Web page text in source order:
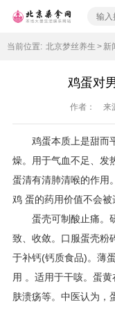
当前位置: 北京梦丝养生 > 新
鸡蛋对
作者： 来
鸡蛋本质上是甜而
燥。用于气血不足、发
蛋清有清肺清喉的作用
鸡 蛋的药用价值不会被
蛋壳可制酸止痛。
致、收敛。口服蛋壳粉
于补钙(钙质食品)。薄
用 。适用于干咳。蛋
肤溃疡等。中医认为，